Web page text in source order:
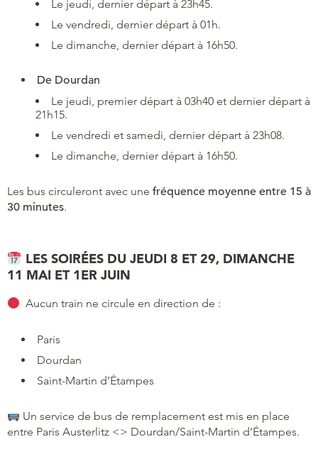
Le jeudi, dernier départ à 23h45.
Le vendredi, dernier départ à 01h.
Le dimanche, dernier départ à 16h50.
De Dourdan
Le jeudi, premier départ à 03h40 et dernier départ à
21h15.
Le vendredi et samedi, dernier départ à 23h08.
Le dimanche, dernier départ à 16h50.
Les bus circuleront avec une fréquence moyenne entre 15 à
30 minutes.
LES SOIRÉES DU JEUDI 8 ET 29, DIMANCHE
11 MAI ET 1ER JUIN
Aucun train ne circule en direction de :
Paris
Dourdan
Saint-Martin d’Étampes
Un service de bus de remplacement est mis en place
entre Paris Austerlitz <> Dourdan/Saint-Martin d’Étampes.